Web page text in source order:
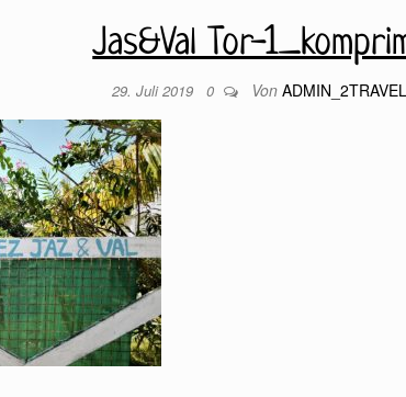
Jas&Val Tor-
29. Juli 2019 0 Von